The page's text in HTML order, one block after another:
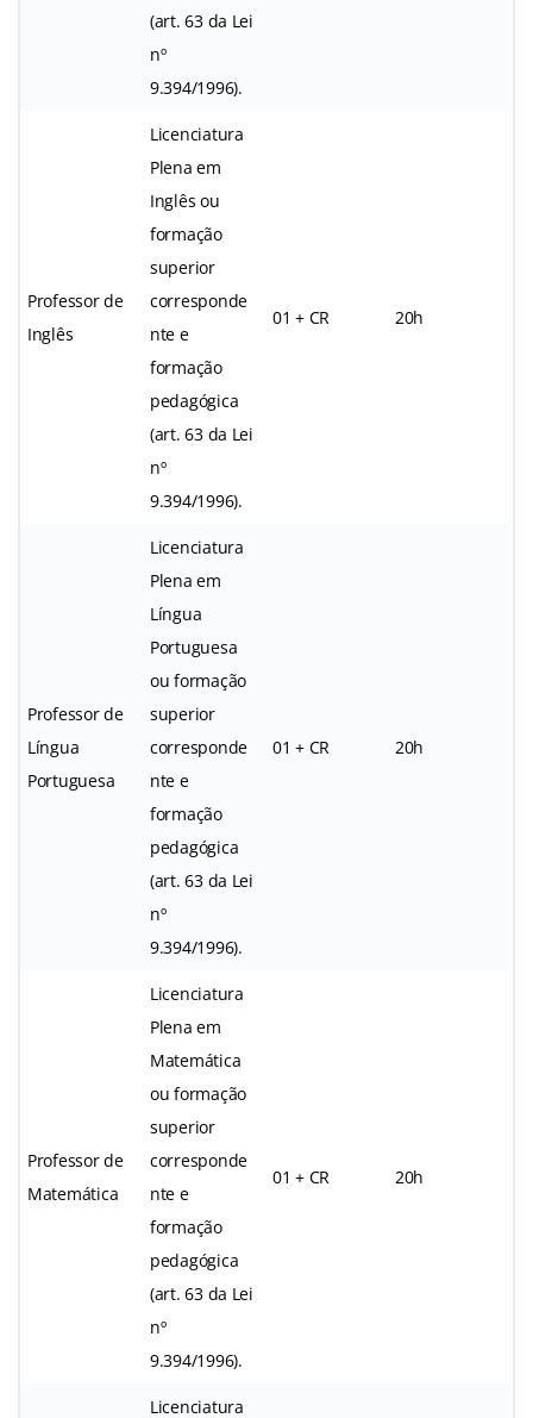
(art. 63 da Lei
nº
9.394/1996).
Professor de
Inglês
Licenciatura
Plena em
Inglês ou
formação
superior
corresponde
nte e
formação
pedagógica
(art. 63 da Lei
nº
9.394/1996).
01 + CR 20h
Professor de
Língua
Portuguesa
Licenciatura
Plena em
Língua
Portuguesa
ou formação
superior
corresponde
nte e
formação
pedagógica
(art. 63 da Lei
nº
9.394/1996).
01 + CR 20h
Professor de
Matemática
Licenciatura
Plena em
Matemática
ou formação
superior
corresponde
nte e
formação
pedagógica
(art. 63 da Lei
nº
9.394/1996).
01 + CR 20h
Licenciatura